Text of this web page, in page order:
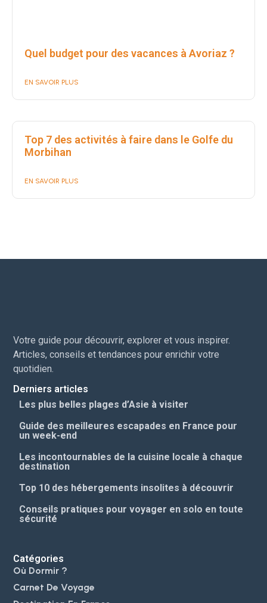
Quel budget pour des vacances à Avoriaz ?
EN SAVOIR PLUS
Top 7 des activités à faire dans le Golfe du
Morbihan
EN SAVOIR PLUS
Votre guide pour découvrir, explorer et vous inspirer.
Articles, conseils et tendances pour enrichir votre
quotidien.
Derniers articles
Les plus belles plages d’Asie à visiter
Guide des meilleures escapades en France pour
un week-end
Les incontournables de la cuisine locale à chaque
destination
Top 10 des hébergements insolites à découvrir
Conseils pratiques pour voyager en solo en toute
sécurité
Catégories
Où Dormir ?
Carnet De Voyage